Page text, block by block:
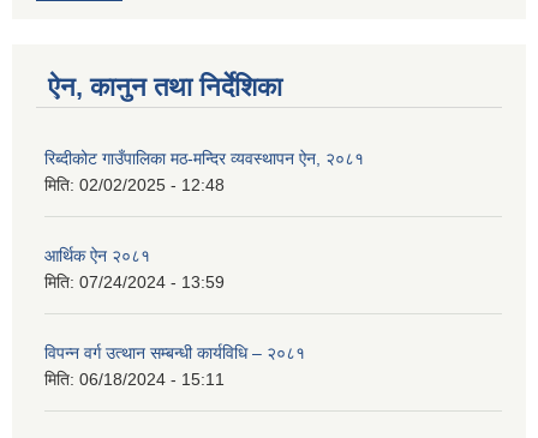
ऐन, कानुन तथा निर्देशिका
रिब्दीकोट गाउँपालिका मठ-मन्दिर व्यवस्थापन ऐन, २०८१
मिति: 02/02/2025 - 12:48
आर्थिक ऐन २०८१
मिति: 07/24/2024 - 13:59
विपन्न वर्ग उत्थान सम्बन्धी कार्यविधि – २०८१
मिति: 06/18/2024 - 15:11